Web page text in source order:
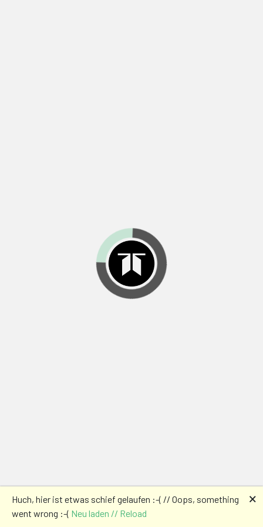
Huch, hier ist etwas schief gelaufen :-( // Oops, something
went wrong :-( Neu laden // Reload
🗙